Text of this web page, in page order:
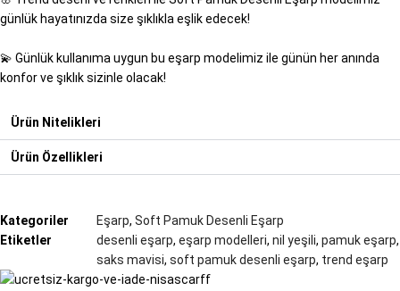
günlük hayatınızda size şıklıkla eşlik edecek!
💫 Günlük kullanıma uygun bu eşarp modelimiz ile günün her anında
konfor ve şıklık sizinle olacak!
Ürün Nitelikleri
Ürün Özellikleri
Kategoriler Eşarp, Soft Pamuk Desenli Eşarp
Etiketler
desenli eşarp, eşarp modelleri, nil yeşili, pamuk eşarp,
saks mavisi, soft pamuk desenli eşarp, trend eşarp